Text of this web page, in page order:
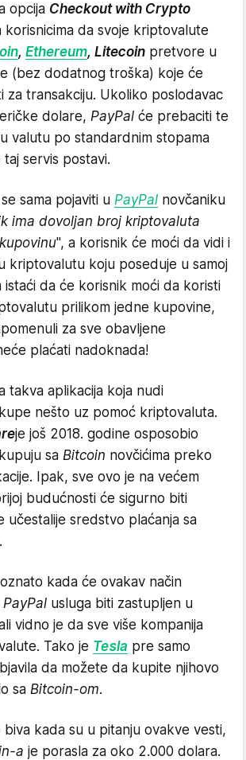
opcija Checkout with Crypto
korisnicima da svoje kriptovalute
, Ethereum, Litecoin pretvore u
(bez dodatnog troška) koje će
za transakciju. Ukoliko poslodavac
dolare, PayPal će prebaciti te
valutu po standardnim stopama
servis postavi.
sama pojaviti u PayPal novčaniku
ima dovoljan broj kriptovaluta
", a korisnik će moći da vidi i
kriptovalutu koju poseduje u samoj
istaći da će korisnik moći da koristi
prilikom jedne kupovine,
za sve obavljene
plaćati nadoknada!
takva aplikacija koja nudi
nešto uz pomoć kriptovaluta.
je još 2018. godine osposobio
sa Bitcoin novčićima preko
Ipak, sve ovo je na većem
budućnosti će sigurno biti
učestalije sredstvo plaćanja sa
kada će ovakav način
PayPal usluga biti zastupljen u
vidno je da sve više kompanija
Tako je Tesla pre samo
da možete da kupite njihovo
sa Bitcoin-om.
biva kada su u pitanju ovakve vesti,
a je porasla za oko 2.000 dolara.